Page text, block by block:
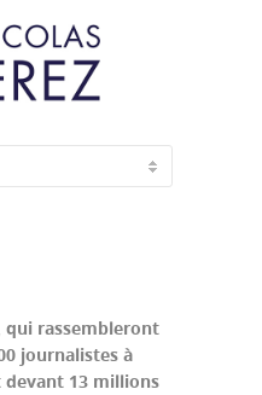
de
qui rassembleront
journalistes à
devant 13 millions